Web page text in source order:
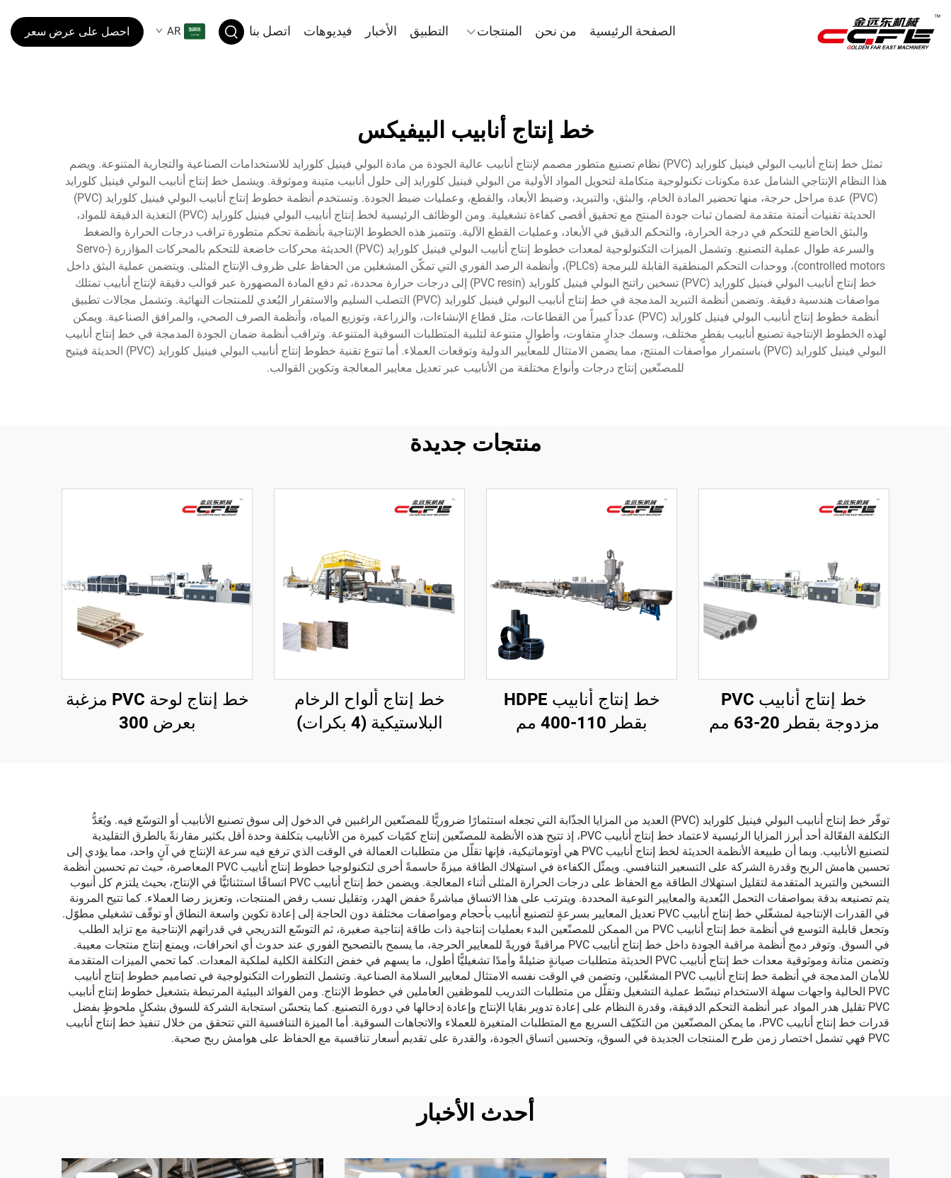
الصفحة الرئيسية من نحن المنتجات التطبيق الأخبار فيديوهات اتصل بنا AR احصل على عرض سعر
خط إنتاج أنابيب البيفيكس
تمثل خط إنتاج أنابيب البولي فينيل كلورايد (PVC) نظام تصنيع متطور مصمم لإنتاج أنابيب عالية الجودة من مادة البولي فينيل كلورايد للاستخدامات الصناعية والتجارية المتنوعة. ويضم
هذا النظام الإنتاجي الشامل عدة مكونات تكنولوجية متكاملة لتحويل المواد الأولية من البولي فينيل كلورايد إلى حلول أنابيب متينة وموثوقة. ويشمل خط إنتاج أنابيب البولي فينيل كلورايد
(PVC) عدة مراحل حرجة، منها تحضير المادة الخام، والبثق، والتبريد، وضبط الأبعاد، والقطع، وعمليات ضبط الجودة. وتستخدم أنظمة خطوط إنتاج أنابيب البولي فينيل كلورايد (PVC)
الحديثة تقنيات أتمتة متقدمة لضمان ثبات جودة المنتج مع تحقيق أقصى كفاءة تشغيلية. ومن الوظائف الرئيسية لخط إنتاج أنابيب البولي فينيل كلورايد (PVC) التغذية الدقيقة للمواد،
والبثق الخاضع للتحكم في درجة الحرارة، والتحكم الدقيق في الأبعاد، وعمليات القطع الآلية. وتتميز هذه الخطوط الإنتاجية بأنظمة تحكم متطورة تراقب درجات الحرارة والضغط
والسرعة طوال عملية التصنيع. وتشمل الميزات التكنولوجية لمعدات خطوط إنتاج أنابيب البولي فينيل كلورايد (PVC) الحديثة محركات خاضعة للتحكم بالمحركات المؤازرة (Servo-
controlled motors)، ووحدات التحكم المنطقية القابلة للبرمجة (PLCs)، وأنظمة الرصد الفوري التي تمكّن المشغلين من الحفاظ على ظروف الإنتاج المثلى. ويتضمن عملية البثق داخل
خط إنتاج أنابيب البولي فينيل كلورايد (PVC) تسخين راتنج البولي فينيل كلورايد (PVC resin) إلى درجات حرارة محددة، ثم دفع المادة المصهورة عبر قوالب دقيقة لإنتاج أنابيب تمتلك
مواصفات هندسية دقيقة. وتضمن أنظمة التبريد المدمجة في خط إنتاج أنابيب البولي فينيل كلورايد (PVC) التصلب السليم والاستقرار البُعدي للمنتجات النهائية. وتشمل مجالات تطبيق
أنظمة خطوط إنتاج أنابيب البولي فينيل كلورايد (PVC) عدداً كبيراً من القطاعات، مثل قطاع الإنشاءات، والزراعة، وتوزيع المياه، وأنظمة الصرف الصحي، والمرافق الصناعية. ويمكن
لهذه الخطوط الإنتاجية تصنيع أنابيب بقطرٍ مختلف، وسمك جدارٍ متفاوت، وأطوالٍ متنوعة لتلبية المتطلبات السوقية المتنوعة. وتراقب أنظمة ضمان الجودة المدمجة في خط إنتاج أنابيب
البولي فينيل كلورايد (PVC) باستمرار مواصفات المنتج، مما يضمن الامتثال للمعايير الدولية وتوقعات العملاء. أما تنوع تقنية خطوط إنتاج أنابيب البولي فينيل كلورايد (PVC) الحديثة فيتيح
للمصنّعين إنتاج درجات وأنواع مختلفة من الأنابيب عبر تعديل معايير المعالجة وتكوين القوالب.
منتجات جديدة
خط إنتاج أنابيب PVC
مزدوجة بقطر 20-63 مم
خط إنتاج أنابيب HDPE
بقطر 110-400 مم
خط إنتاج ألواح الرخام
البلاستيكية (4 بكرات)
خط إنتاج لوحة PVC مزغبة
بعرض 300
توفّر خط إنتاج أنابيب البولي فينيل كلورايد (PVC) العديد من المزايا الجذّابة التي تجعله استثمارًا ضروريًّا للمصنّعين الراغبين في الدخول إلى سوق تصنيع الأنابيب أو التوسّع فيه. ويُعَدُّ
التكلفة الفعّالة أحد أبرز المزايا الرئيسية لاعتماد خط إنتاج أنابيب PVC، إذ تتيح هذه الأنظمة للمصنّعين إنتاج كمّيات كبيرة من الأنابيب بتكلفة وحدة أقل بكثير مقارنةً بالطرق التقليدية
لتصنيع الأنابيب. وبما أن طبيعة الأنظمة الحديثة لخط إنتاج أنابيب PVC هي أوتوماتيكية، فإنها تقلّل من متطلبات العمالة في الوقت الذي ترفع فيه سرعة الإنتاج في آنٍ واحد، مما يؤدي إلى
تحسين هامش الربح وقدرة الشركة على التسعير التنافسي. ويمثّل الكفاءة في استهلاك الطاقة ميزةً حاسمةً أخرى لتكنولوجيا خطوط إنتاج أنابيب PVC المعاصرة، حيث تم تحسين أنظمة
التسخين والتبريد المتقدمة لتقليل استهلاك الطاقة مع الحفاظ على درجات الحرارة المثلى أثناء المعالجة. ويضمن خط إنتاج أنابيب PVC اتساقًا استثنائيًّا في الإنتاج، بحيث يلتزم كل أنبوب
يتم تصنيعه بدقة بمواصفات التحمل البُعدية والمعايير النوعية المحددة. ويترتب على هذا الاتساق مباشرةً خفض الهدر، وتقليل نسب رفض المنتجات، وتعزيز رضا العملاء. كما تتيح المرونة
في القدرات الإنتاجية لمشغّلي خط إنتاج أنابيب PVC تعديل المعايير بسرعةٍ لتصنيع أنابيب بأحجام ومواصفات مختلفة دون الحاجة إلى إعادة تكوين واسعة النطاق أو توقّف تشغيلي مطوّل.
وتجعل قابلية التوسع في أنظمة خط إنتاج أنابيب PVC من الممكن للمصنّعين البدء بعمليات إنتاجية ذات طاقة إنتاجية صغيرة، ثم التوسّع التدريجي في قدراتهم الإنتاجية مع تزايد الطلب
في السوق. وتوفر دمج أنظمة مراقبة الجودة داخل خط إنتاج أنابيب PVC مراقبةً فوريةً للمعايير الحرجة، ما يسمح بالتصحيح الفوري عند حدوث أي انحرافات، ويمنع إنتاج منتجات معيبة.
وتضمن متانة وموثوقية معدات خط إنتاج أنابيب PVC الحديثة متطلبات صيانةٍ ضئيلةً وأمدًا تشغيليًّا أطول، ما يسهم في خفض التكلفة الكلية لملكية المعدات. كما تحمي الميزات المتقدمة
للأمان المدمجة في أنظمة خط إنتاج أنابيب PVC المشغّلين، وتضمن في الوقت نفسه الامتثال لمعايير السلامة الصناعية. وتشمل التطورات التكنولوجية في تصاميم خطوط إنتاج أنابيب
PVC الحالية واجهات سهلة الاستخدام تبسّط عملية التشغيل وتقلّل من متطلبات التدريب للموظفين العاملين في خطوط الإنتاج. ومن الفوائد البيئية المرتبطة بتشغيل خطوط إنتاج أنابيب
PVC تقليل هدر المواد عبر أنظمة التحكم الدقيقة، وقدرة النظام على إعادة تدوير بقايا الإنتاج وإعادة إدخالها في دورة التصنيع. كما يتحسّن استجابة الشركة للسوق بشكلٍ ملحوظٍ بفضل
قدرات خط إنتاج أنابيب PVC، ما يمكن المصنّعين من التكيّف السريع مع المتطلبات المتغيرة للعملاء والاتجاهات السوقية. أما الميزة التنافسية التي تتحقق من خلال تنفيذ خط إنتاج أنابيب
PVC فهي تشمل اختصار زمن طرح المنتجات الجديدة في السوق، وتحسين اتساق الجودة، والقدرة على تقديم أسعار تنافسية مع الحفاظ على هوامش ربح صحية.
أحدث الأخبار